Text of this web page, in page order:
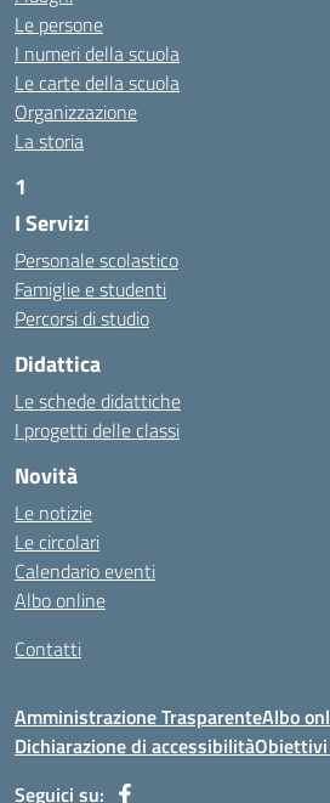
Le persone
I numeri della scuola
Le carte della scuola
Organizzazione
La storia
1
https://alwacomputer.id/contact/
https://blog.heptanalytics.com/
https://cambui.flyworld.com.br/
http://cl.rmuti.net/
https://
https://cesarpsicanalista.com/
https://aprici.am/
https://ammax.com.br/contato/
https://jsph.loupiasconference.org/
https://barconsultant.fr/
https://honda-permata.id
https://
https://supremesolar.id/about-us/
https://irgap.unistra.fr/
https://
https://promo.rockbowl.com.br/
I Servizi
Personale scolastico
Famiglie e studenti
Percorsi di studio
Didattica
Le schede didattiche
I progetti delle classi
Novità
Le notizie
Le circolari
Calendario eventi
Albo online
Contatti
Amministrazione TrasparenteAlbo
Dichiarazione di accessibilità
Seguici su: